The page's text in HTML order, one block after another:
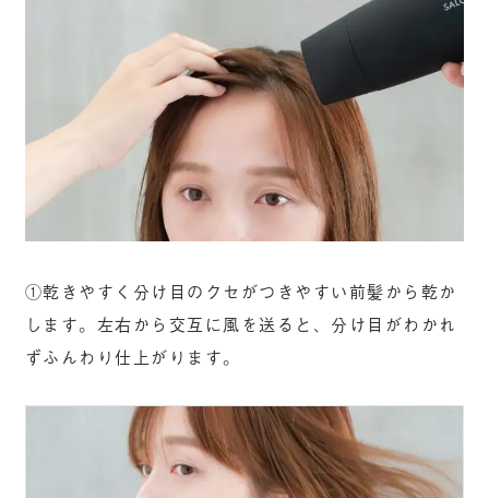
①乾きやすく分け目のクセがつきやすい前髪から乾か
します。左右から交互に風を送ると、分け目がわかれ
ずふんわり仕上がります。